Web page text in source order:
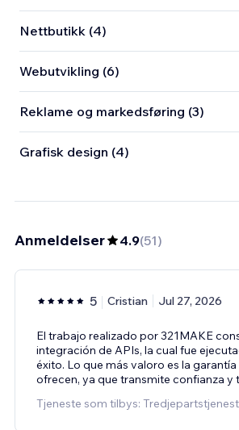
Nettbutikk (4)
Webutvikling (6)
Reklame og markedsføring (3)
Grafisk design (4)
Anmeldelser 4.9(51)
5 Cristian Jul 27, 2026
El trabajo realizado por 321MAKE
integración de APIs, la cual fue
éxito. Lo que más valoro es la
ofrecen, ya que transmite confianza y
Tjeneste som tilbys: